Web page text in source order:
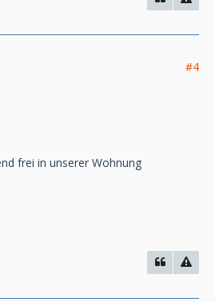
#4
frei in unserer Wohnung